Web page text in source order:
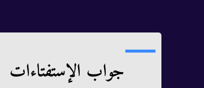
جواب الإستفتاءات